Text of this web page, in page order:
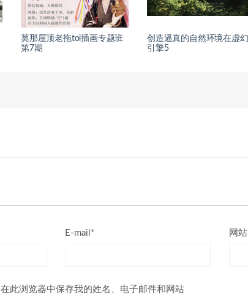
莫那屋顶老拖toi插画专题班
第7期
创造逼真的自然环境在虚幻
引擎5
E-mail* 网站
此浏览器中保存我的姓名、电子邮件和网站